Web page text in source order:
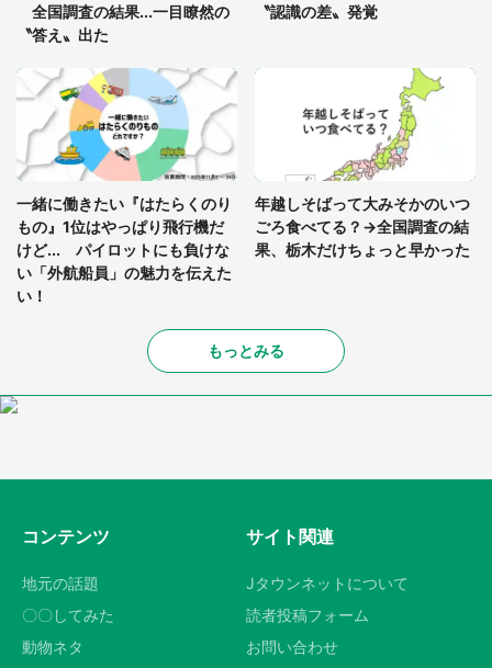
全国調査の結果...一目瞭然の
〝答え〟出た
〝認識の差〟発覚
一緒に働きたい『はたらくのり
もの』1位はやっぱり飛行機だ
けど... パイロットにも負けな
い「外航船員」の魅力を伝えた
い！
年越しそばって大みそかのいつ
ごろ食べてる？→全国調査の結
果、栃木だけちょっと早かった
もっとみる
コンテンツ
地元の話題
〇〇してみた
動物ネタ
サイト関連
Jタウンネットについて
読者投稿フォーム
お問い合わせ